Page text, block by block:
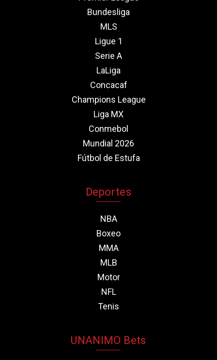
Bundesliga
MLS
Ligue 1
Serie A
LaLiga
Concacaf
Champions League
Liga MX
Conmebol
Mundial 2026
Fútbol de Estufa
Deportes
NBA
Boxeo
MMA
MLB
Motor
NFL
Tenis
UNANIMO Bets